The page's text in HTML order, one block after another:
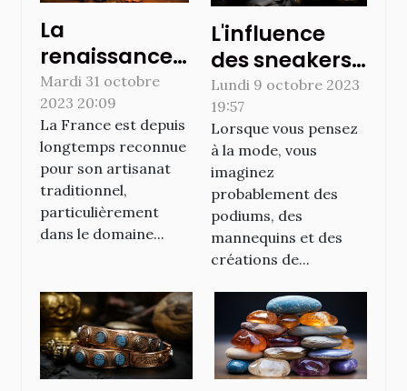
La
renaissance
de l'artisanat
traditionnel :
l'histoire de la
maroquinerie
française
élégante
Mardi 31 octobre
2023 20:09
La France est depuis
longtemps reconnue
pour son artisanat
traditionnel,
particulièrement
dans le domaine...
L'influence
des sneakers
noires et
jaunes dans la
mode
internationale
Lundi 9 octobre 2023
19:57
Lorsque vous pensez
à la mode, vous
imaginez
probablement des
podiums, des
mannequins et des
créations de...